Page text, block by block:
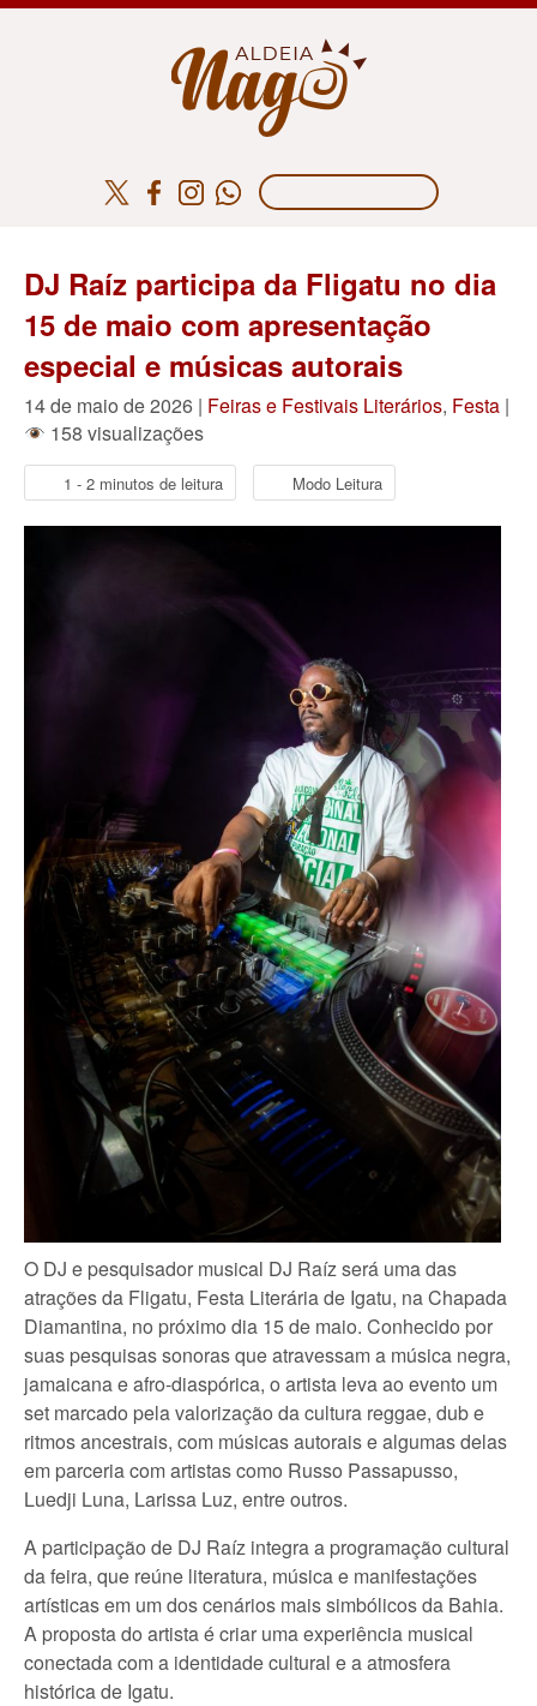
DJ Raíz participa da Fligatu no dia
15 de maio com apresentação
especial e músicas autorais
14 de maio de 2026 | Feiras e Festivais Literários, Festa |
158 visualizações
1 - 2 minutos de leitura Modo Leitura
O DJ e pesquisador musical DJ Raíz será uma das
atrações da Fligatu, Festa Literária de Igatu, na Chapada
Diamantina, no próximo dia 15 de maio. Conhecido por
suas pesquisas sonoras que atravessam a música negra,
jamaicana e afro-diaspórica, o artista leva ao evento um
set marcado pela valorização da cultura reggae, dub e
ritmos ancestrais, com músicas autorais e algumas delas
em parceria com artistas como Russo Passapusso,
Luedji Luna, Larissa Luz, entre outros.
A participação de DJ Raíz integra a programação cultural
da feira, que reúne literatura, música e manifestações
artísticas em um dos cenários mais simbólicos da Bahia.
A proposta do artista é criar uma experiência musical
conectada com a identidade cultural e a atmosfera
histórica de Igatu.